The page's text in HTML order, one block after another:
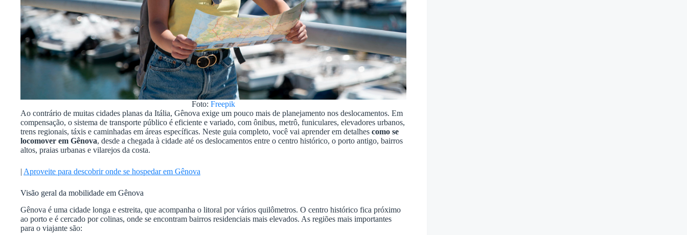
Foto: Freepik
Ao contrário de muitas cidades planas da Itália, Gênova exige um pouco mais de planejamento nos deslocamentos. Em
compensação, o sistema de transporte público é eficiente e variado, com ônibus, metrô, funiculares, elevadores urbanos,
trens regionais, táxis e caminhadas em áreas específicas. Neste guia completo, você vai aprender em detalhes como se
locomover em Gênova, desde a chegada à cidade até os deslocamentos entre o centro histórico, o porto antigo, bairros
altos, praias urbanas e vilarejos da costa.
| Aproveite para descobrir onde se hospedar em Gênova
Visão geral da mobilidade em Gênova
Gênova é uma cidade longa e estreita, que acompanha o litoral por vários quilômetros. O centro histórico fica próximo
ao porto e é cercado por colinas, onde se encontram bairros residenciais mais elevados. As regiões mais importantes
para o viajante são: